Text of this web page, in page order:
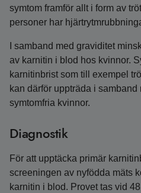
symtom framför allt i form av
personer har
I samband med graviditet
av karnitin i blod hos kvinnor.
karnitinbrist som till exempel
kan därför uppträda i
symtomfria kvinnor.
Diagnostik
För att upptäcka primär
screeningen av nyfödda mäts
karnitin i blod. Provet tas vid